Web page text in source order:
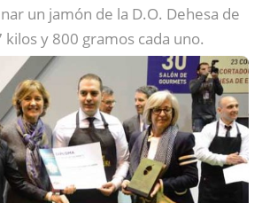
un jamón de la D.O. Dehesa de
y 800 gramos cada uno.